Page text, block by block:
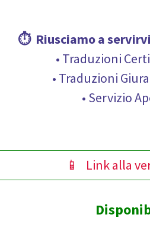
⏱ Riusciamo a
• Traduzioni
• Traduzioni
• Servizio
📱 Link alla